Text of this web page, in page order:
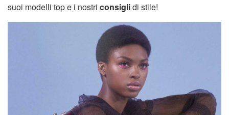
suoi modelli top e i nostri consiglidi stile!